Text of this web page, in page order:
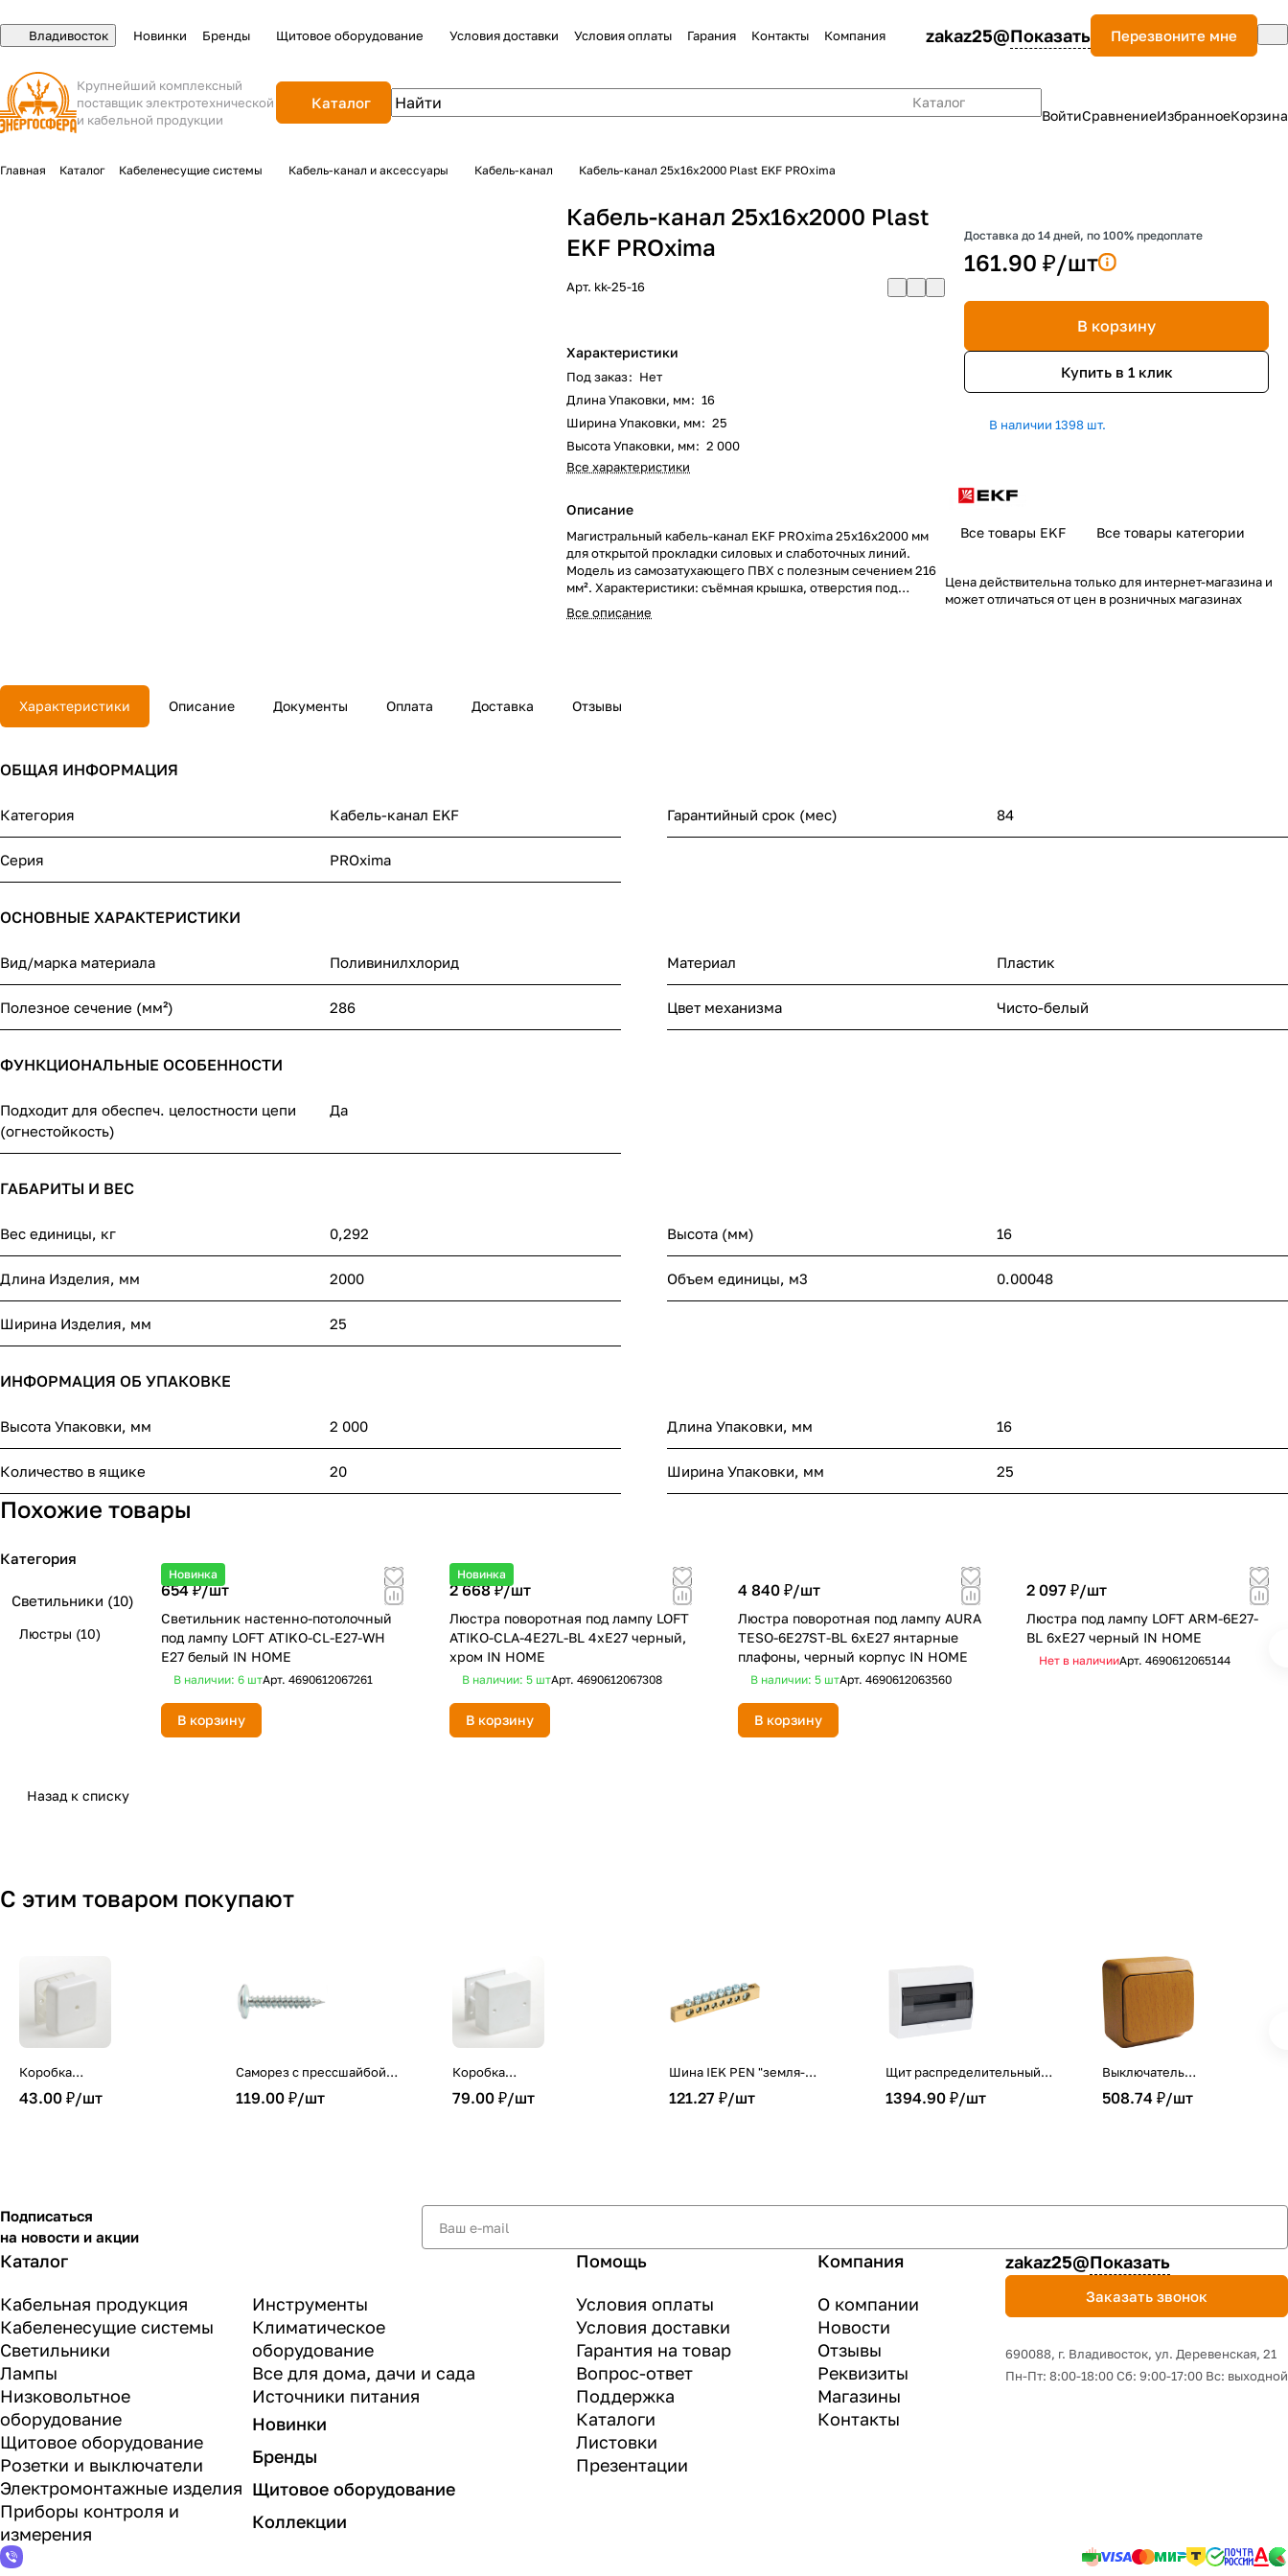
Владивосток Новинки Бренды Щитовое оборудование Условия доставки Условия оплаты Гарания Контакты Компания zakaz25@Показать Перезвоните мне
Крупнейший комплексный
поставщик электротехнической
и кабельной продукции
Каталог
Каталог
ВойтиСравнениеИзбранноеКорзина
Главная Каталог Кабеленесущие системы Кабель-канал и аксессуары Кабель-канал Кабель-канал 25х16х2000 Plast EKF PROxima
Кабель-канал 25х16х2000 Plast
EKF PROxima
Арт. kk-25-16
Характеристики
Под заказ: Нет
Длина Упаковки, мм: 16
Ширина Упаковки, мм: 25
Высота Упаковки, мм: 2 000
Все характеристики
Описание
Магистральный кабель-канал EKF PROxima 25х16х2000 мм
для открытой прокладки силовых и слаботочных линий.
Модель из самозатухающего ПВХ с полезным сечением 216
мм². Характеристики: съёмная крышка, отверстия под
саморезы, IP40, рабочие температуры от -25 до +75°C,
гарантия 7 лет.
Все описание
Доставка до 14 дней, по 100% предоплате
161.90 ₽/шт
В корзину
Купить в 1 клик
В наличии 1398 шт.
Все товары EKF Все товары категории
Цена действительна только для интернет-магазина и
может отличаться от цен в розничных магазинах
Характеристики Описание Документы Оплата Доставка Отзывы
ОБЩАЯ ИНФОРМАЦИЯ
Категория Кабель-канал EKF Гарантийный срок (мес) 84
Серия PROxima
ОСНОВНЫЕ ХАРАКТЕРИСТИКИ
Вид/марка материала Поливинилхлорид Материал Пластик
Полезное сечение (мм²) 286 Цвет механизма Чисто-белый
ФУНКЦИОНАЛЬНЫЕ ОСОБЕННОСТИ
Подходит для обеспеч. целостности цепи
(огнестойкость)
Да
ГАБАРИТЫ И ВЕС
Вес единицы, кг 0,292 Высота (мм) 16
Длина Изделия, мм 2000 Объем единицы, м3 0.00048
Ширина Изделия, мм 25
ИНФОРМАЦИЯ ОБ УПАКОВКЕ
Высота Упаковки, мм 2 000 Длина Упаковки, мм 16
Количество в ящике 20 Ширина Упаковки, мм 25
Похожие товары
Новинка
654 ₽/шт
Светильник настенно-потолочный
под лампу LOFT ATIKO-CL-E27-WH
Е27 белый IN HOME
В наличии: 6 штАрт. 4690612067261
В корзину
Новинка
2 668 ₽/шт
Люстра поворотная под лампу LOFT
ATIKO-СLА-4E27L-BL 4хЕ27 черный,
хром IN HOME
В наличии: 5 штАрт. 4690612067308
В корзину
4 840 ₽/шт
Люстра поворотная под лампу AURA
TESO-6E27ST-BL 6хЕ27 янтарные
плафоны, черный корпус IN HOME
В наличии: 5 штАрт. 4690612063560
В корзину
2 097 ₽/шт
Люстра под лампу LOFT ARM-6E27-
BL 6хЕ27 черный IN HOME
Нет в наличииАрт. 4690612065144
Категория
Светильники (10)
Люстры (10)
Назад к списку
С этим товаром покупают
Коробка
распределительная для
кабель-канала 80х80х25
43.00 ₽/шт
Саморез с прессшайбой
полусфера 4,2х19 (100шт.в
упак.)
119.00 ₽/шт
Коробка
распределительная для
кабель-канала 85х85х42
79.00 ₽/шт
Шина IEK PEN "земля-
ноль" 6х9мм 8/2 (8групп/
креп по краям)
121.27 ₽/шт
Щит распределительный
навесной пластиковый
ЩРН-П-12 модулей
1394.90 ₽/шт
Выключатель
одноклавишный ЭТЮД SE
накладной бук
508.74 ₽/шт
Подписаться
на новости и акции
Каталог
Кабельная продукция
Кабеленесущие системы
Светильники
Лампы
Низковольтное
оборудование
Щитовое оборудование
Розетки и выключатели
Электромонтажные изделия
Приборы контроля и
измерения
Инструменты
Климатическое
оборудование
Все для дома, дачи и сада
Источники питания
Новинки
Бренды
Щитовое оборудование
Коллекции
Помощь
Условия оплаты
Условия доставки
Гарантия на товар
Вопрос-ответ
Поддержка
Каталоги
Листовки
Презентации
Компания
О компании
Новости
Отзывы
Реквизиты
Магазины
Контакты
zakaz25@Показать
Заказать звонок
690088, г. Владивосток, yл. Деревенская, 21
Пн-Пт: 8:00-18:00 Сб: 9:00-17:00 Вс: выходной